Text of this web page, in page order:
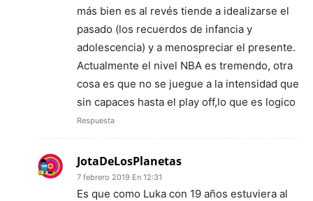
más bien es al revés tiende a idealizarse el
pasado (los recuerdos de infancia y
adolescencia) y a menospreciar el presente.
Actualmente el nivel NBA es tremendo, otra
cosa es que no se juegue a la intensidad que
sin capaces hasta el play off,lo que es logico
Respuesta
JotaDeLosPlanetas
7 febrero 2019 En 12:31
Es que como Luka con 19 años estuviera al